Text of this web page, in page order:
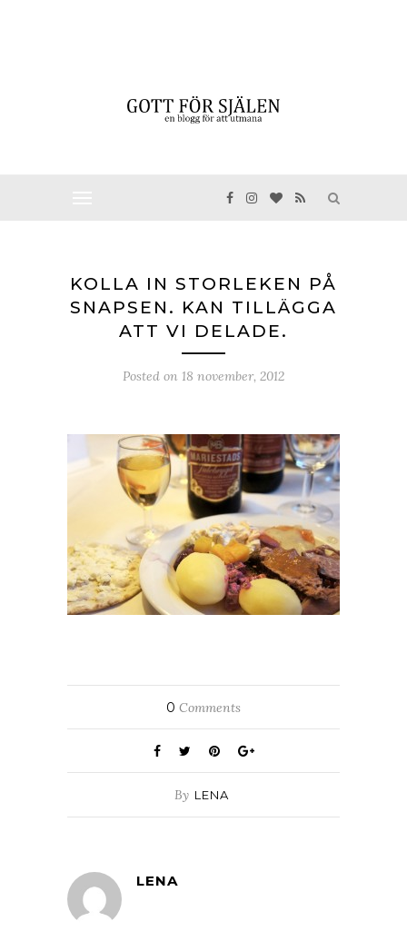
KOLLA IN STORLEKEN PÅ
SNAPSEN. KAN TILLÄGGA
ATT VI DELADE.
Posted on 18 november, 2012
0 Comments
By LENA
LENA